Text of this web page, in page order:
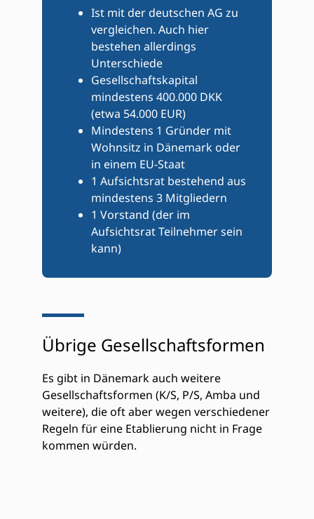
Ist mit der deutschen AG zu
vergleichen. Auch hier
bestehen allerdings
Unterschiede
Gesellschaftskapital
mindestens 400.000 DKK
(etwa 54.000 EUR)
Mindestens 1 Gründer mit
Wohnsitz in Dänemark oder
in einem EU-Staat
1 Aufsichtsrat bestehend aus
mindestens 3 Mitgliedern
1 Vorstand (der im
Aufsichtsrat Teilnehmer sein
kann)
Übrige Gesellschaftsformen
Es gibt in Dänemark auch weitere
Gesellschaftsformen (K/S, P/S, Amba und
weitere), die oft aber wegen verschiedener
Regeln für eine Etablierung nicht in Frage
kommen würden.